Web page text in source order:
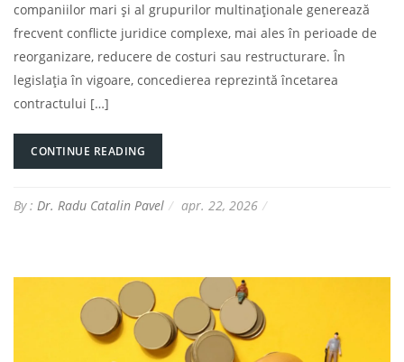
companiilor mari și al grupurilor multinaționale generează
frecvent conflicte juridice complexe, mai ales în perioade de
reorganizare, reducere de costuri sau restructurare. În
legislația în vigoare, concedierea reprezintă încetarea
contractului […]
CONTINUE READING
By : Dr. Radu Catalin Pavel apr. 22, 2026